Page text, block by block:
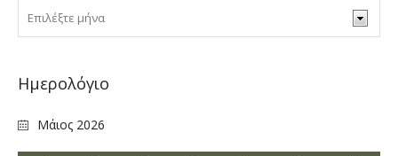
Ημερολόγιο
Μάιος 2026